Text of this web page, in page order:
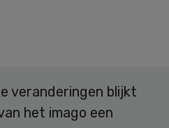
veranderingen blijkt
het imago een